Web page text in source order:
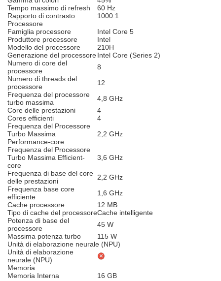
Tempo massimo di refresh
60 Hz
Rapporto di contrasto
1000:1
Processore
Famiglia processore
Intel Core 5
Produttore processore
Intel
Modello del processore
210H
Generazione del processoreIntel Core (Series 2)
Numero di core del
processore
8
Numero di threads del
processore
12
Frequenza del processore
turbo massima
4,8 GHz
Core delle prestazioni
4
Cores efficienti
4
Frequenza del Processore
Turbo Massima
Performance-core
2,2 GHz
Frequenza del Processore
Turbo Massima Efficient-
core
3,6 GHz
Frequenza di base del core
delle prestazioni
2,2 GHz
Frequenza base core
efficiente
1,6 GHz
Cache processore
12 MB
Tipo di cache del processoreCache intelligente
Potenza di base del
processore
45 W
Massima potenza turbo
115 W
Unità di elaborazione neurale (NPU)
Unità di elaborazione
neurale (NPU)
Memoria
Memoria Interna
16 GB